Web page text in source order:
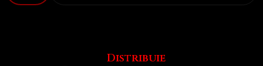
the
Distribuie